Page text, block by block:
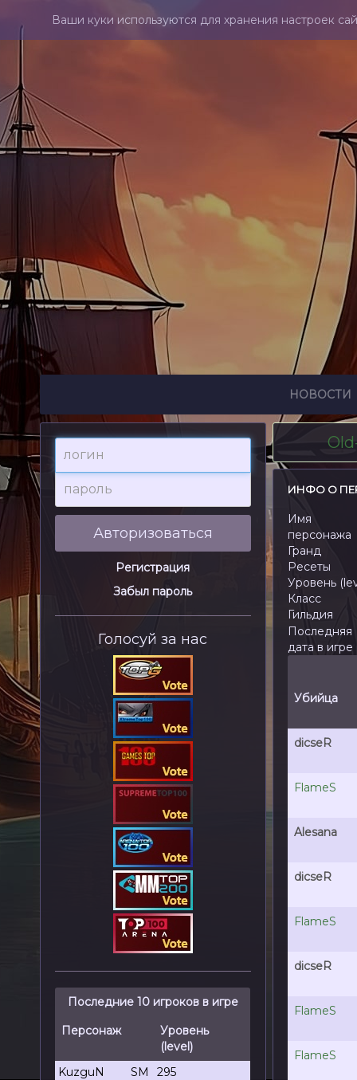
Ваши куки используются для хранения настроек
НОВОСТИ
логин
пароль
Авторизоваться
Регистрация
Забыл пароль
Голосуй за нас
Последние 10 игроков в игре
Персонаж
Уровень
(level)
KuzguN
SM
295
ИНФО О
Имя
персонажа
Гранд
Ресеты
Уровень
Класс
Гильдия
Последняя
дата в игре
Убийца
dicseR
FlameS
Alesana
dicseR
FlameS
dicseR
FlameS
FlameS